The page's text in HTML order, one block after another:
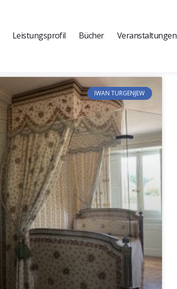
Leistungsprofil Bücher Veranstaltungen
IWAN TURGENJEW